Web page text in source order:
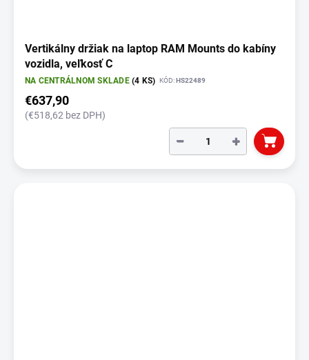
Vertikálny držiak na laptop RAM Mounts do kabíny
vozidla, veľkosť C
NA CENTRÁLNOM SKLADE(4 KS) KÓD:HS22489
€637,90
(€518,62 bez DPH)
+
−